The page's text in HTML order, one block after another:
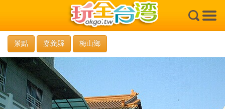
×
景點 嘉義縣 梅山鄉